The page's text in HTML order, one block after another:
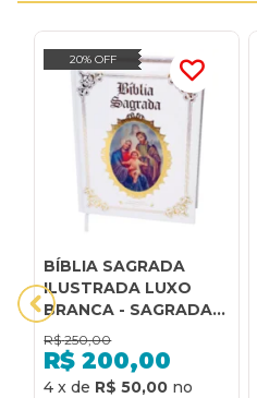
20% OFF
BÍBLIA SAGRADA
ILUSTRADA LUXO
BRANCA - SAGRADA
FAMILIA E JESUS
MISERICORDIOSO
R$ 250,00
R$ 200,00
4 x de R$ 50,00